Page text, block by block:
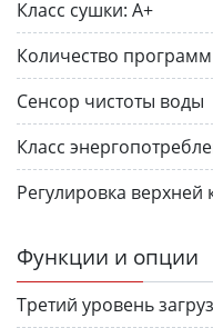
Класс сушки: А+
Количество
Сенсор чистоты воды
Класс
Регулировка верхней
Функции и опции
Третий уровень